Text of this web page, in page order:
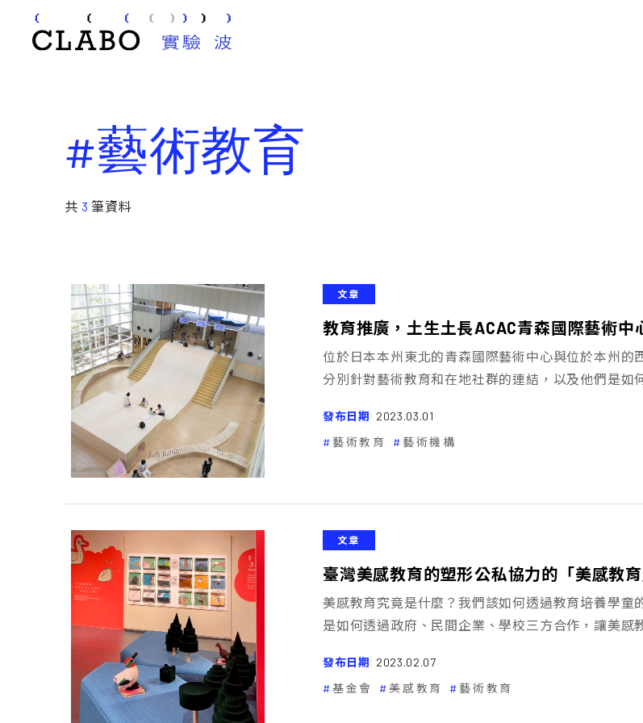
#藝術教育
共 3筆資料
文章
教育推廣，土生土長――ACAC青森國際藝術
位於日本本州東北的青森國際藝術中心與位於本州
分別針對藝術教育和在地社群的連結，以及他們是如
發布日期 2023.03.01
藝術教育
藝術機構
文章
臺灣美感教育的塑形――公私協力的「美感教
美感教育究竟是什麼？我們該如何透過教育培養學
是如何透過政府、民間企業、學校三方合作，讓美感
發布日期 2023.02.07
基金會
美感教育 藝術教育